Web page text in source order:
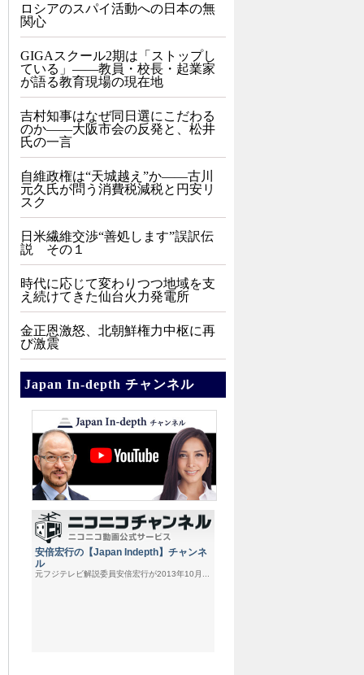
ロシアのスパイ活動への日本の無
関心
GIGAスクール2期は「ストップし
ている」——教員・校長・起業家
が語る教育現場の現在地
吉村知事はなぜ同日選にこだわる
のか――大阪市会の反発と、松井
氏の一言
自維政権は“天城越え”か――古川
元久氏が問う消費税減税と円安リ
スク
日米繊維交渉“善処します”誤訳伝
説 その１
時代に応じて変わりつつ地域を支
え続けてきた仙台火力発電所
金正恩激怒、北朝鮮権力中枢に再
び激震
Japan In-depth チャンネル